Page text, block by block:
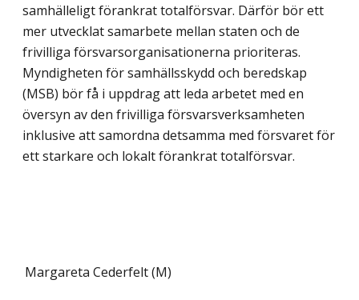
samhälleligt förankrat totalförsvar. Därför bör ett
mer utvecklat samarbete mellan staten och de
frivilliga försvarsorganisationerna prioriteras.
Myndigheten för samhällsskydd och beredskap
(MSB) bör få i uppdrag att leda arbetet med en
översyn av den frivilliga försvarsverksamheten
inklusive att samordna detsamma med försvaret för
ett starkare och lokalt förankrat totalförsvar.
Margareta Cederfelt (M)